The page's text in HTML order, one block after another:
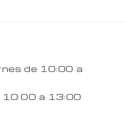
de 10:00 a
10:00 a 13:00